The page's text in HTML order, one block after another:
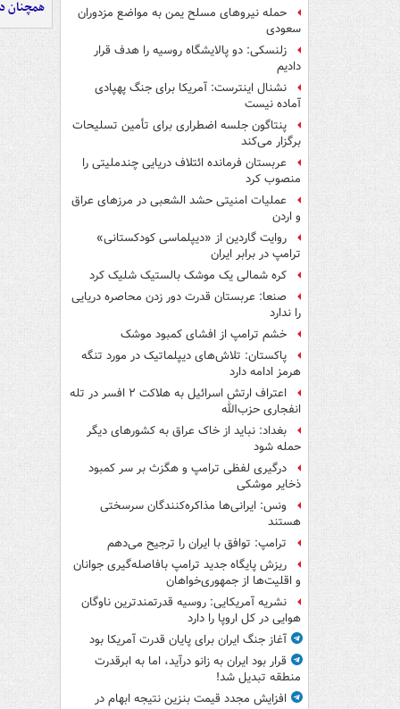
حمله نیروهای مسلح یمن به مواضع مزدوران
سعودی
زلنسکی: دو پالایشگاه روسیه را هدف قرار
دادیم
نشنال اینترست: آمریکا برای جنگ پهپادی
آماده نیست
پنتاگون جلسه اضطراری برای تأمین تسلیحات
برگزار می‌کند
عربستان فرمانده ائتلاف دریایی چندملیتی را
منصوب کرد
عملیات امنیتی حشد الشعبی در مرزهای عراق
و اردن
روایت گاردین از «دیپلماسی کودکستانی»
ترامپ در برابر ایران
کره شمالی یک موشک بالستیک شلیک کرد
صنعا: عربستان قدرت دور زدن محاصره دریایی
را ندارد
خشم ترامپ از افشای کمبود موشک
پاکستان: تلاش‌های دیپلماتیک در مورد تنگه
هرمز ادامه دارد
اعتراف ارتش اسرائیل به هلاکت ۲ افسر در تله
انفجاری حزب‌الله
بغداد: نباید از خاک عراق به کشورهای دیگر
حمله شود
درگیری لفظی ترامپ و هگزث بر سر کمبود
ذخایر موشکی
ونس: ایرانی‌ها مذاکره‌کنندگان سرسختی
هستند
ترامپ: توافق با ایران را ترجیح می‌دهم
ریزش پایگاه جدید ترامپ بافاصله‌گیری جوانان
و اقلیت‌ها از جمهوری‌خواهان
نشریه آمریکایی: روسیه قدرتمندترین ناوگان
هوایی در کل اروپا را دارد
آغاز جنگ ایران برای پایان قدرت آمریکا بود
قرار بود ایران به زانو درآید، اما به ابرقدرت
منطقه تبدیل شد!
افزایش مجدد قیمت بنزین نتیجه ابهام در
همچنان